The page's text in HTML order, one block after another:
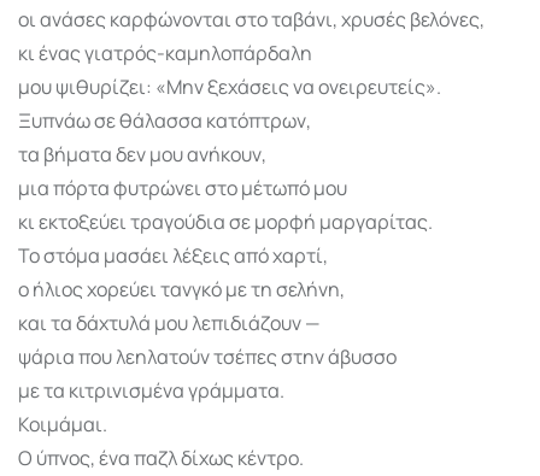
οι ανάσες καρφώνονται στο ταβάνι, χρυσές βελόνες,
κι ένας γιατρός-καμηλοπάρδαλη
μου ψιθυρίζει: «Μην ξεχάσεις να ονειρευτείς».
Ξυπνάω σε θάλασσα κατόπτρων,
τα βήματα δεν μου ανήκουν,
μια πόρτα φυτρώνει στο μέτωπό μου
κι εκτοξεύει τραγούδια σε μορφή μαργαρίτας.
Το στόμα μασάει λέξεις από χαρτί,
ο ήλιος χορεύει τανγκό με τη σελήνη,
και τα δάχτυλά μου λεπιδιάζουν —
ψάρια που λεηλατούν τσέπες στην άβυσσο
με τα κιτρινισμένα γράμματα.
Κοιμάμαι.
Ο ύπνος, ένα παζλ δίχως κέντρο.